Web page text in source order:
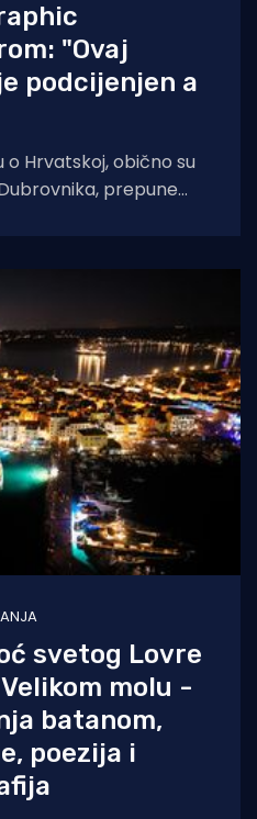
"Ovaj
podcijenjen a
o Hrvatskoj, obično su
prepune
svetog Lovre
molu -
batanom,
poezija i